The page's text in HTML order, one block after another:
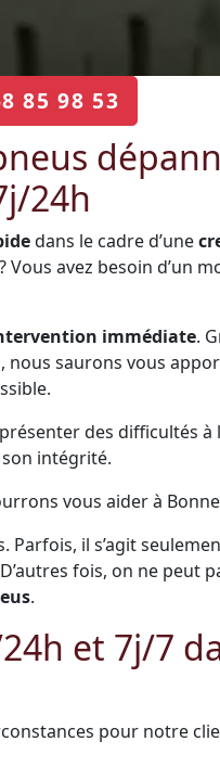
85 98 53
24h
dans le cadre d’une
avez besoin d’un
immédiate.
nous saurons vous
des difficultés à
intégrité.
vous aider à
Parfois, il s’agit
fois, on ne peut
.
et 7j/7
pour notre